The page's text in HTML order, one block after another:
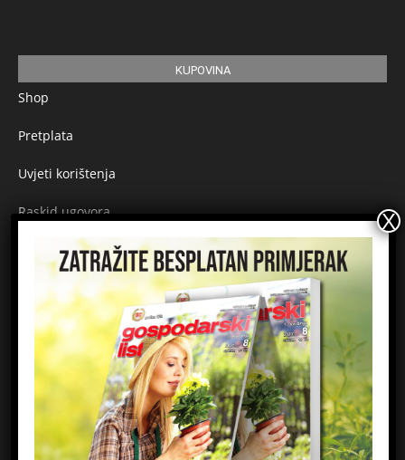
KUPOVINA
Shop
Pretplata
Uvjeti korištenja
Raskid ugovora
Načini plaćanja
Sigurnost plaćanja
Prijavite se na newsletter
Email